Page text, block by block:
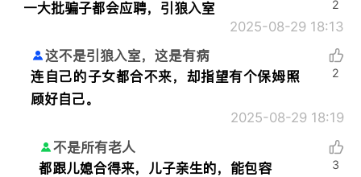
一大批骗子都会应聘，引狼入室
2025-08-29 18:13
2
这不是引狼入室，这是有病
连自己的子女都合不来，却指望有个保姆照
顾好自己。
2025-08-29 18:19
2
不是所有老人
都跟儿媳合得来，儿子亲生的，能包容
3